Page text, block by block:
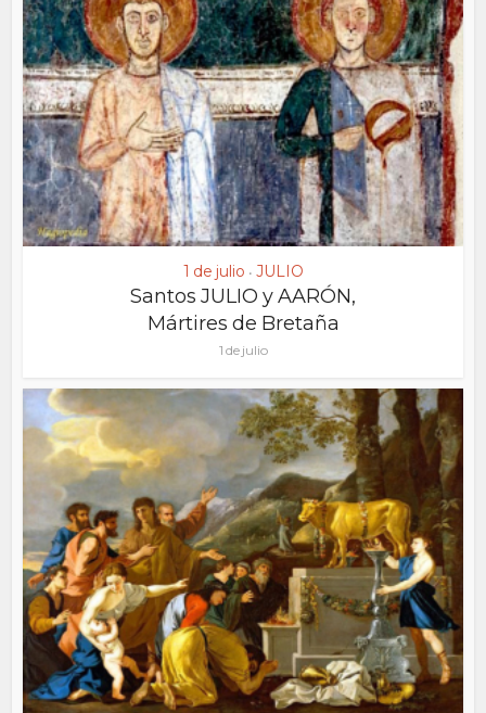
1 de julio • JULIO
Santos JULIO y AARÓN,
Mártires de Bretaña
1 de julio